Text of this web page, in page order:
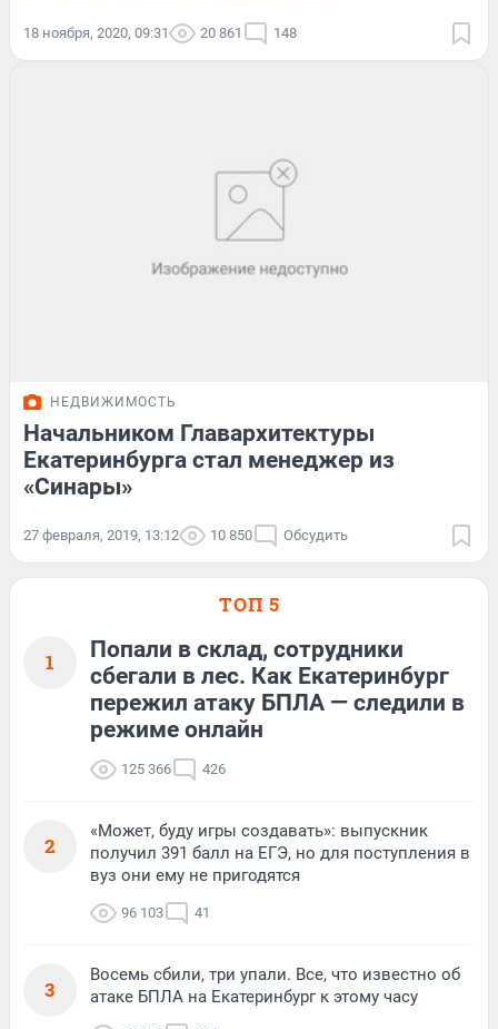
18 ноября, 2020, 09:31 20 861 148
НЕДВИЖИМОСТЬ
Начальником Главархитектуры
Екатеринбурга стал менеджер из
«Синары»
27 февраля, 2019, 13:12 10 850 Обсудить
ТОП 5
1
Попали в склад, сотрудники
сбегали в лес. Как Екатеринбург
пережил атаку БПЛА — следили в
режиме онлайн
125 366 426
2
«Может, буду игры создавать»: выпускник
получил 391 балл на ЕГЭ, но для поступления в
вуз они ему не пригодятся
96 103 41
3
Восемь сбили, три упали. Все, что известно об
атаке БПЛА на Екатеринбург к этому часу